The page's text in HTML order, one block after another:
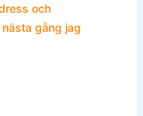
och
gång jag